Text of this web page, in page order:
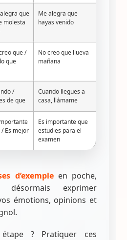
que
molesta
Me alegra que
hayas venido
que /
que
No creo que llueva
mañana
/
de que
Cuando llegues a
casa, llámame
/ Es mejor
Es importante que
estudies para el
examen
d’exempleen poche,
désormais exprimer
émotions, opinions et
? Pratiquer ces